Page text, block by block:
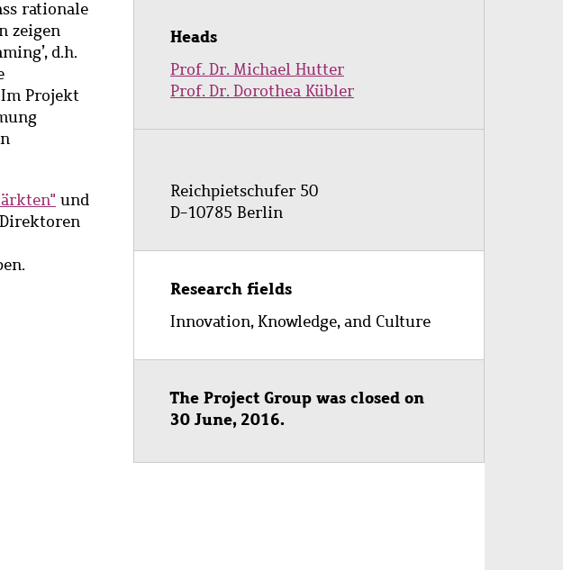
rationale
zeigen
d.h.
Projekt
und
Heads
Prof. Dr. Michael Hutter
Prof. Dr. Dorothea Kübler
Reichpietschufer 50
D-10785 Berlin
Research fields
Innovation, Knowledge, and Culture
The Project Group was closed on
30 June, 2016.